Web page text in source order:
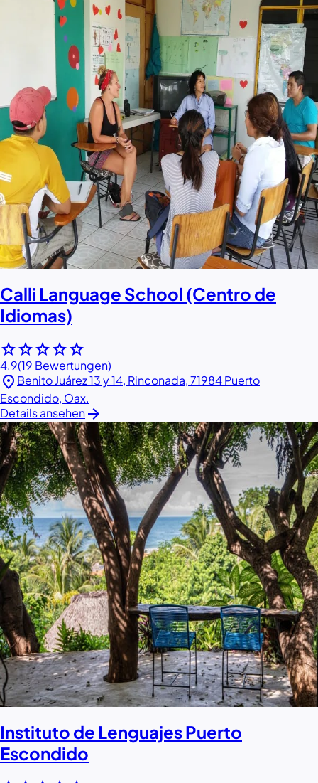
Calli Language School (Centro de
Idiomas)
starstarstarstarstar
4.9(19 Bewertungen)
location_on Benito Juárez 13 y 14, Rinconada, 71984 Puerto
Escondido, Oax.
Details ansehenarrow_forward
Instituto de Lenguajes Puerto
Escondido